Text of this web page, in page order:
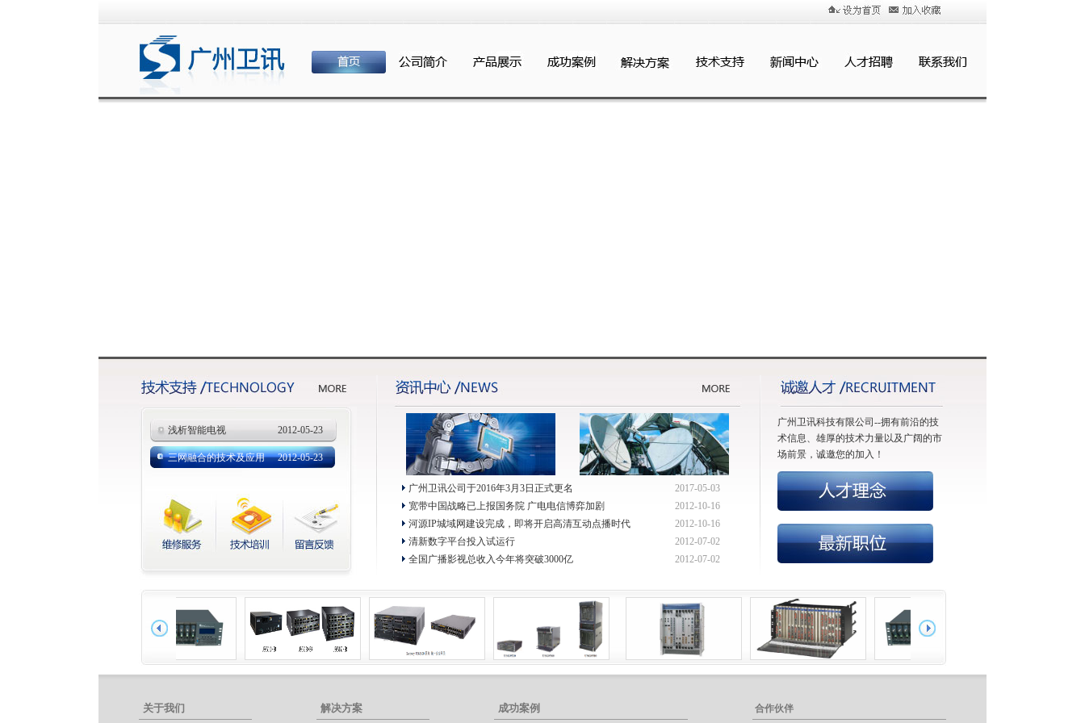
浅析智能电视 2012-05-23
三网融合的技术及应用 2012-05-23
广州卫讯公司于2016年3月3日正式更名
2017-05-03
宽带中国战略已上报国务院 广电电信博弈加剧
2012-10-16
河源IP城域网建设完成，即将开启高清互动点播时代
2012-10-16
清新数字平台投入试运行
2012-07-02
全国广播影视总收入今年将突破3000亿
2012-07-02
广州卫讯科技有限公司--拥有前沿的技
术信息、雄厚的技术力量以及广阔的市
场前景，诚邀您的加入！
关于我们 解决方案 成功案例 合作伙伴